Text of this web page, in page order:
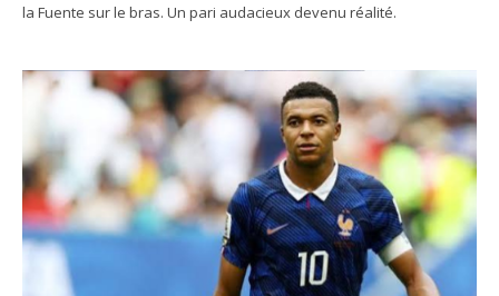
la Fuente sur le bras. Un pari audacieux devenu réalité.